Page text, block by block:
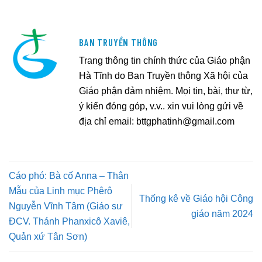
BAN TRUYỀN THÔNG
Trang thông tin chính thức của Giáo phận
Hà Tĩnh do Ban Truyền thông Xã hội của
Giáo phận đảm nhiệm. Mọi tin, bài, thư từ,
ý kiến đóng góp, v.v.. xin vui lòng gửi về
địa chỉ email: bttgphatinh@gmail.com
Cáo phó: Bà cố Anna – Thân
Mẫu của Linh mục Phêrô
Nguyễn Vĩnh Tâm (Giáo sư
ĐCV. Thánh Phanxicô Xaviê,
Quản xứ Tân Sơn)
Thống kê về Giáo hội Công
giáo năm 2024